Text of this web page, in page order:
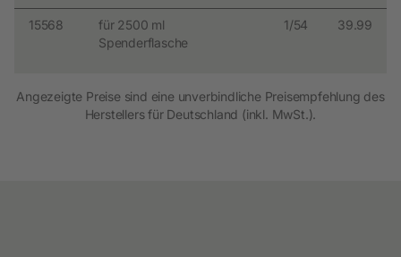
15568
für 2500 ml
Spenderflasche
1/54 39.99
Angezeigte Preise sind eine unverbindliche Preisempfehlung des
Herstellers für Deutschland (inkl. MwSt.).